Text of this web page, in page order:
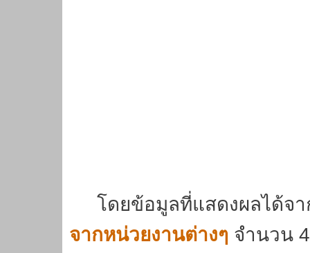
โดยข้อมูลที่แสดงผลได้จา
จากหน่วยงานต่างๆ จำนวน